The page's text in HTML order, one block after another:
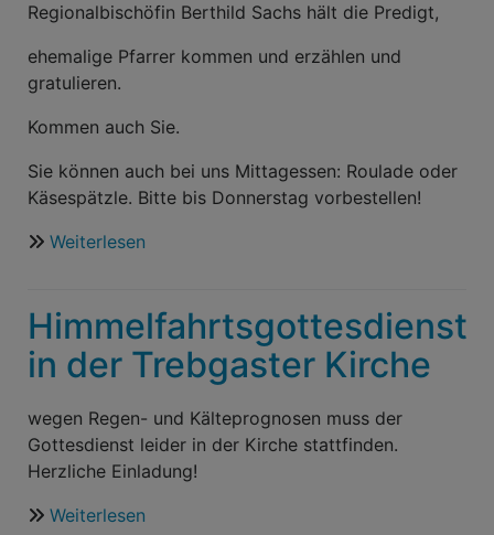
Regionalbischöfin Berthild Sachs hält die Predigt,
ehemalige Pfarrer kommen und erzählen und
gratulieren.
Kommen auch Sie.
Sie können auch bei uns Mittagessen: Roulade oder
Käsespätzle. Bitte bis Donnerstag vorbestellen!
Weiterlesen
es
so
weit
Himmelfahrtsgottesdienst
in der Trebgaster Kirche
wegen Regen- und Kälteprognosen muss der
Gottesdienst leider in der Kirche stattfinden.
Herzliche Einladung!
Weiterlesen